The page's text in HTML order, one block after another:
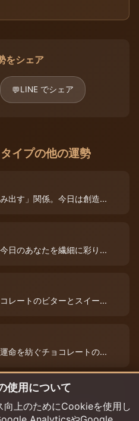
をシェア
💬LINE でシェア
イプの他の運勢
出す」関係。今日は創造...
日のあなたを繊細に彩り...
レートのビターとスイー...
命を紡ぐチョコレートの...
長のエネルギーが交差す...
使用について
向上のためにCookieを使用し